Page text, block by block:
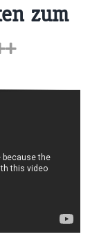
zum